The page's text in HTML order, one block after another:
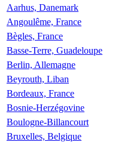
Aarhus, Danemark
Angoulême, France
Bègles, France
Basse-Terre, Guadeloupe
Berlin, Allemagne
Beyrouth, Liban
Bordeaux, France
Bosnie-Herzégovine
Boulogne-Billancourt
Bruxelles, Belgique